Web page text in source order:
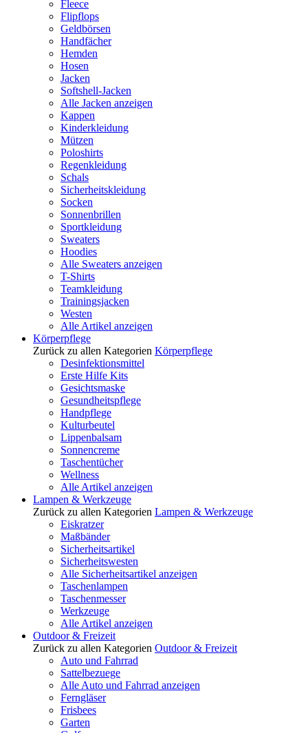
Fleece
Flipflops
Geldbörsen
Handfächer
Hemden
Hosen
Jacken
Softshell-Jacken
Alle Jacken anzeigen
Kappen
Kinderkleidung
Mützen
Poloshirts
Regenkleidung
Schals
Sicherheitskleidung
Socken
Sonnenbrillen
Sportkleidung
Sweaters
Hoodies
Alle Sweaters anzeigen
T-Shirts
Teamkleidung
Trainingsjacken
Westen
Alle Artikel anzeigen
Körperpflege
Zurück zu allen Kategorien Körperpflege
Desinfektionsmittel
Erste Hilfe Kits
Gesichtsmaske
Gesundheitspflege
Handpflege
Kulturbeutel
Lippenbalsam
Sonnencreme
Taschentücher
Wellness
Alle Artikel anzeigen
Lampen & Werkzeuge
Zurück zu allen Kategorien Lampen & Werkzeuge
Eiskratzer
Maßbänder
Sicherheitsartikel
Sicherheitswesten
Alle Sicherheitsartikel anzeigen
Taschenlampen
Taschenmesser
Werkzeuge
Alle Artikel anzeigen
Outdoor & Freizeit
Zurück zu allen Kategorien Outdoor & Freizeit
Auto und Fahrrad
Sattelbezuege
Alle Auto und Fahrrad anzeigen
Ferngläser
Frisbees
Garten